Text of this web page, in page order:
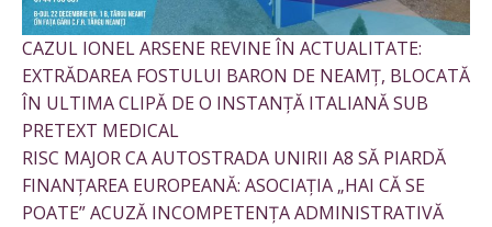
CAZUL IONEL ARSENE REVINE ÎN ACTUALITATE:
EXTRĂDAREA FOSTULUI BARON DE NEAMȚ, BLOCATĂ
ÎN ULTIMA CLIPĂ DE O INSTANȚĂ ITALIANĂ SUB
PRETEXT MEDICAL
RISC MAJOR CA AUTOSTRADA UNIRII A8 SĂ PIARDĂ
FINANȚAREA EUROPEANĂ: ASOCIAȚIA „HAI CĂ SE
POATE” ACUZĂ INCOMPETENȚA ADMINISTRATIVĂ